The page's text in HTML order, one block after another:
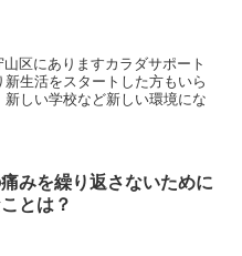
区にありますカラダサポート
生活をスタートした方もいら
しい学校など新しい環境にな
みを繰り返さないために
とは？